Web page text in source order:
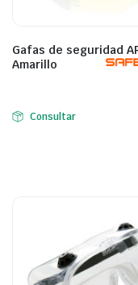
Gafas de seguridad
Amarillo
Consultar